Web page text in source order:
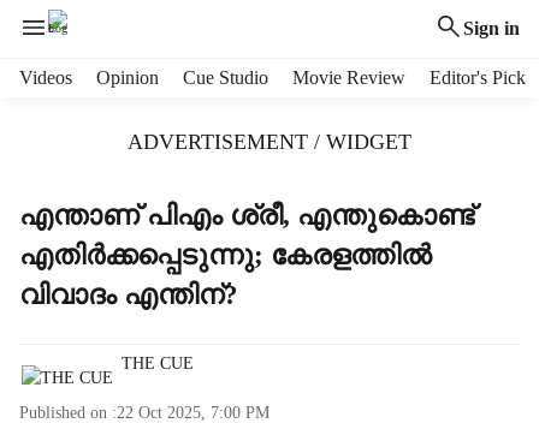
Sign in
Videos Opinion Cue Studio Movie Review Editor's Pick
ADVERTISEMENT / WIDGET
എന്താണ് പിഎം ശ്രീ, എന്തുകൊണ്ട്
എതിര്‍ക്കപ്പെടുന്നു; കേരളത്തില്‍
വിവാദം എന്തിന്?
THE CUE
Published on :22 Oct 2025, 7:00 PM